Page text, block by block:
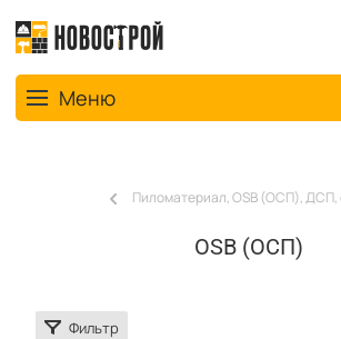
Toggle navigation
Меню
Пиломатериал, OSB (ОСП), ДСП,
OSB (ОСП)
Фильтр